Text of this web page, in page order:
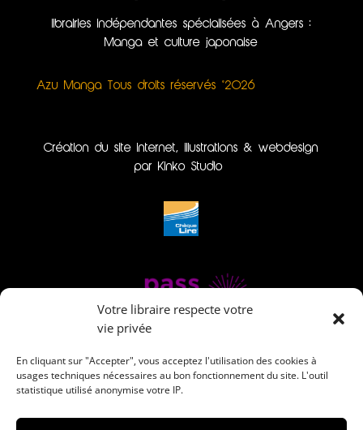
Votre libraire respecte votre
vie privée
En cliquant sur "Accepter", vous acceptez l'utilisation des cookies à
usages techniques nécessaires au bon fonctionnement du site. L'outil
statistique utilisé anonymise votre IP.
librairies indépendantes spécialisées à Angers :
Manga et culture japonaise
Azu Manga Tous droits réservés ©2026
Création du site internet, illustrations & webdesign
par Kinko Studio